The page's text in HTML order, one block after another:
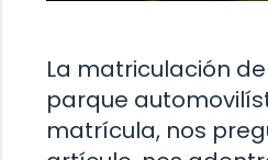
La matriculación
parque
matrícula, nos